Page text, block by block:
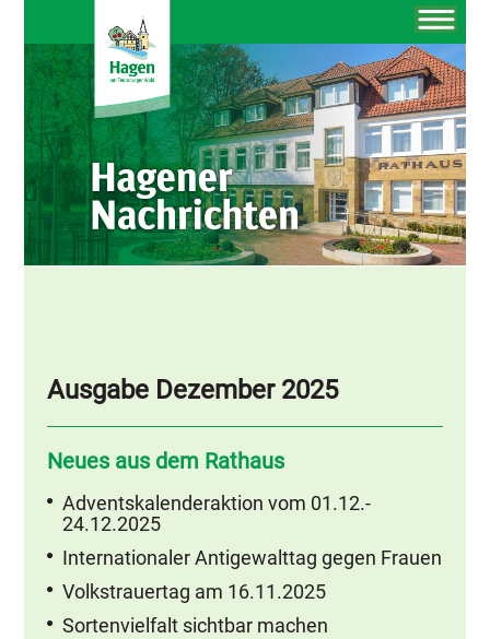
Ausgabe Dezember 2025
Neues aus dem Rathaus
Adventskalenderaktion vom 01.12.-
24.12.2025
Internationaler Antigewalttag gegen Frauen
Volkstrauertag am 16.11.2025
Sortenvielfalt sichtbar machen